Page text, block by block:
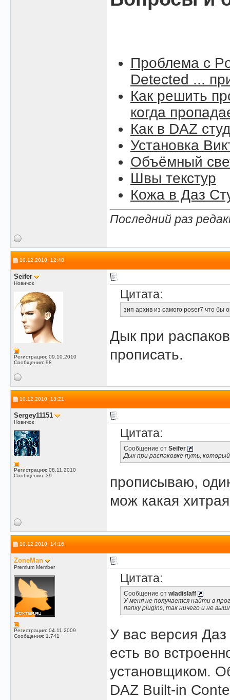
Проблема с
Detected ...
Как решить
когда
Как в DAZ
Установка
Объёмный
Швы текстур
Кожа в Даз
Последний раз
10.12.2010, 12:48
Seifer
Новичок
Регистрация: 09.10.2010
Сообщения: 98
Цитата:
зип архив из самого poser7 что бы
Дык при
прописать.
10.12.2010, 13:21
Sergey11151
Новичок
Регистрация: 08.11.2010
Сообщения: 39
Цитата:
Сообщение от Seifer
Дык при распаковке путь,
прописываю,
мож какая
10.12.2010, 14:16
ZoneMan
Premium Member
Регистрация: 04.11.2009
Сообщения: 1,741
Цитата:
Сообщение от wladislaff
У меня не получается найти в
папку plugins, так ничего и не
У вас версия Даз
есть во
установщиком.
DAZ Built-in